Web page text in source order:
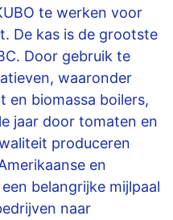
te werken voor
De kas is de grootste
Door gebruik te
waaronder
en biomassa boilers,
jaar door tomaten en
produceren
en
belangrijke mijlpaal
naar